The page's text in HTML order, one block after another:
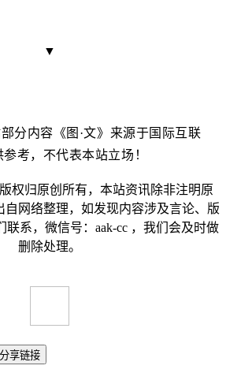
▼
分内容《图·文》来源于国际互联
参考，不代表本站立场！
权归原创所有，本站资讯除非注明原
自网络整理，如发现内容涉及言论、版
联系，微信号：aak-cc ，我们会及时做
删除处理。
分享链接